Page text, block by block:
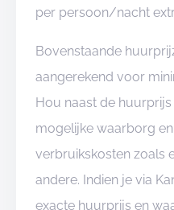
per persoon/nacht
Bovenstaande
aangerekend voor
Hou naast de
mogelijke waarborg
verbruikskosten zoals
andere. Indien je via
exacte huurprijs en